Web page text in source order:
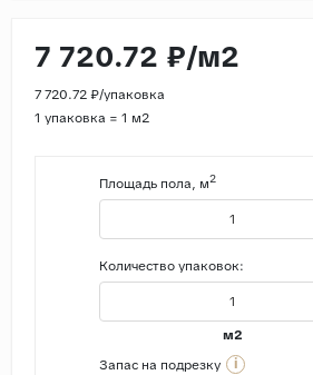
7 720.72 ₽/м2
7 720.72 ₽/упаковка
1 упаковка = 1 м2
Площадь пола, м2
Количество упаковок:
м2
Запас на подрезку
i